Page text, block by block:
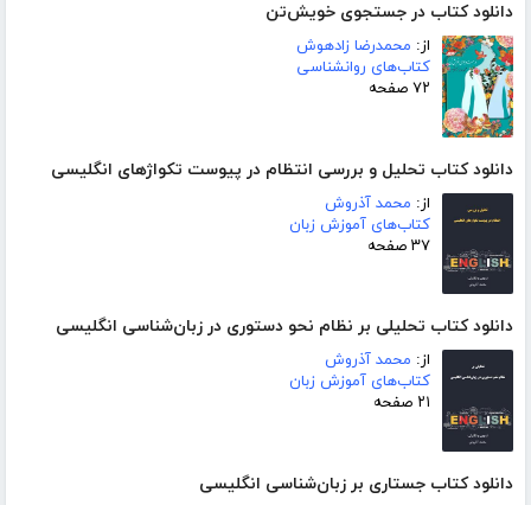
دانلود کتاب در جستجوی خویش‌تن
از: محمدرضا زادهوش
کتاب‌های روانشناسی
۷۲ صفحه
دانلود کتاب تحلیل و بررسی انتظام در پیوست تکواژهای انگلیسی
از: محمد آذروش
کتاب‌های آموزش زبان
۳۷ صفحه
دانلود کتاب تحلیلی بر نظام نحو دستوری در زبان‌شناسی انگلیسی
از: محمد آذروش
کتاب‌های آموزش زبان
۲۱ صفحه
دانلود کتاب جستاری بر زبان‌شناسی انگلیسی